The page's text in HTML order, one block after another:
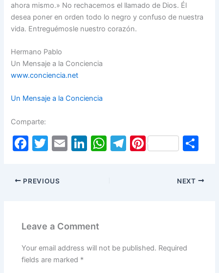
ahora mismo.» No rechacemos el llamado de Dios. Él
desea poner en orden todo lo negro y confuso de nuestra
vida. Entreguémosle nuestro corazón.
Hermano Pablo
Un Mensaje a la Conciencia
www.conciencia.net
Un Mensaje a la Conciencia
Comparte:
F
c
e
o
k
T
itt
er
E
Li
n
W T Pi
ar
PREVIOUS NEXT
Leave a Comment
Your email address will not be published. Required
fields are marked *